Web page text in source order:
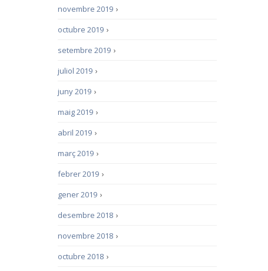
›
novembre 2019
›
octubre 2019
›
setembre 2019
›
juliol 2019
›
juny 2019
›
maig 2019
›
abril 2019
›
març 2019
›
febrer 2019
›
gener 2019
›
desembre 2018
›
novembre 2018
›
octubre 2018